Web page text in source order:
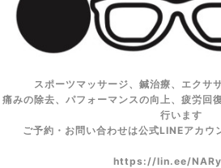
スポーツマッサージ、鍼治療、エクサ
痛みの除去、パフォーマンスの向上、疲労回
行います
ご予約・お問い合わせは公式LINEアカ
https://lin.ee/